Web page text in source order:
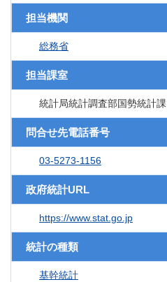
担当機関
総務省
担当課室
統計局統計調査部国勢統計課
問合せ先電話番号
03-5273-1156
政府統計URL
https://www.stat.go.jp
統計の種類
基幹統計